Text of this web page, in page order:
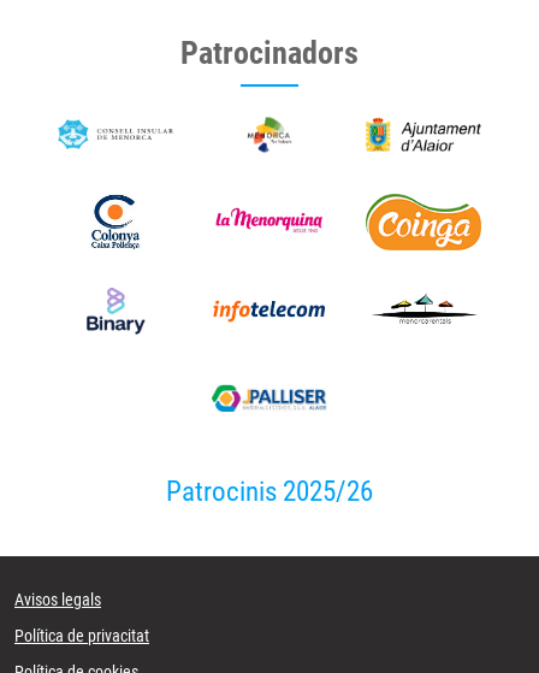
Patrocinadors
Patrocinis 2025/26
Avisos legals
Política de privacitat